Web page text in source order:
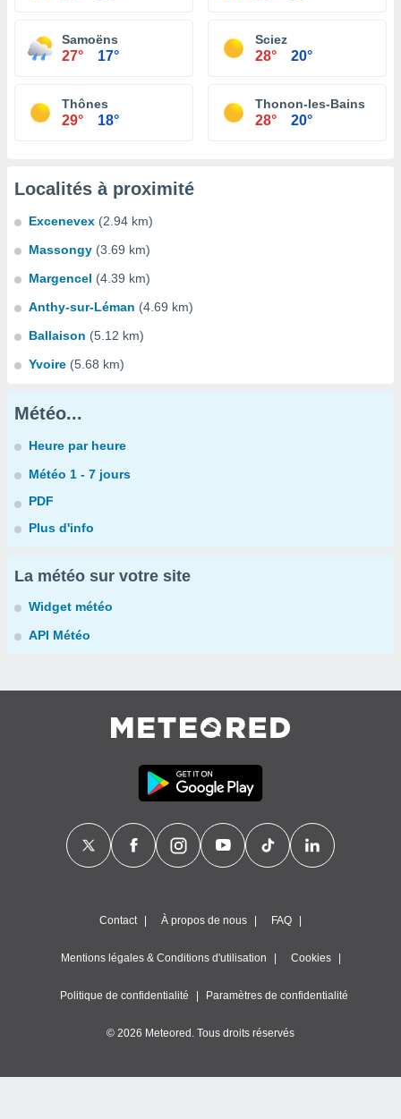
Samoëns
27° 17°
Sciez
28° 20°
Thônes
29° 18°
Thonon-les-Bains
28° 20°
Localités à proximité
Excenevex (2.94 km)
Massongy (3.69 km)
Margencel (4.39 km)
Anthy-sur-Léman (4.69 km)
Ballaison (5.12 km)
Yvoire (5.68 km)
Météo...
Heure par heure
Météo 1 - 7 jours
PDF
Plus d'info
La météo sur votre site
Widget météo
API Météo
Contact À propos de nous FAQ
Mentions légales & Conditions d'utilisation Cookies
Politique de confidentialité Paramètres de confidentialité
© 2026 Meteored. Tous droits réservés